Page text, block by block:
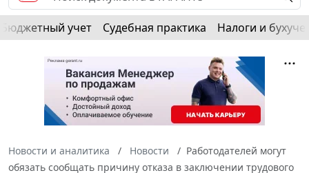
Бюджетный учет Судебная практика Налоги и
Новости и аналитика Новости
Работодателей могут
обязать сообщать причину отказа в заключении трудового